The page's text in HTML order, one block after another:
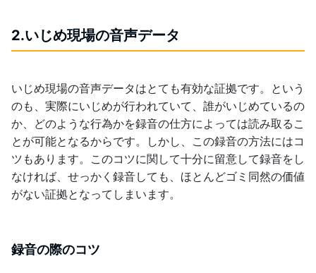
2.いじめ現場の音声データ
いじめ現場の音声データはとても有効な証拠です。という
のも、実際にいじめが行われていて、誰がいじめているの
か、どのような行為かを録音の仕方によっては読み取るこ
とが可能となるからです。しかし、この録音の方法にはコ
ツもあります。このコツに関して十分に留意して録音をし
なければ、せっかく録音しても、ほとんどゴミ同然の価値
がない証拠となってしまいます。
録音の際のコツ